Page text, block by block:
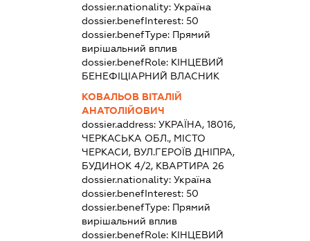
dossier.nationality: Україна
dossier.benefInterest: 50
dossier.benefType: Прямий
вирішальний вплив
dossier.benefRole: КІНЦЕВИЙ
БЕНЕФІЦІАРНИЙ ВЛАСНИК
КОВАЛЬОВ ВІТАЛІЙ
АНАТОЛІЙОВИЧ
dossier.address: УКРАЇНА, 18016,
ЧЕРКАСЬКА ОБЛ., МІСТО
ЧЕРКАСИ, ВУЛ.ГЕРОЇВ ДНІПРА,
БУДИНОК 4/2, КВАРТИРА 26
dossier.nationality: Україна
dossier.benefInterest: 50
dossier.benefType: Прямий
вирішальний вплив
dossier.benefRole: КІНЦЕВИЙ